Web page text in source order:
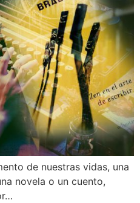
de nuestras vidas, una
novela o un cuento,